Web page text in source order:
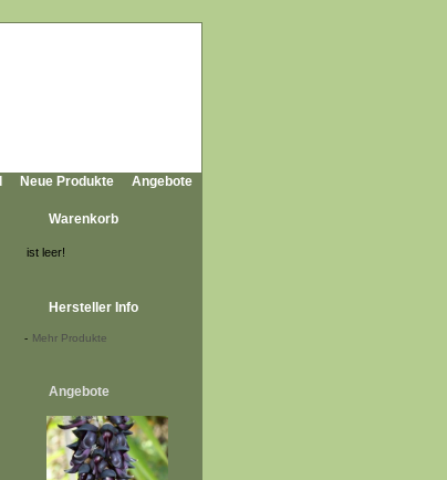
Neue Produkte Angebote
Warenkorb
ist leer!
Hersteller Info
- Mehr Produkte
Angebote